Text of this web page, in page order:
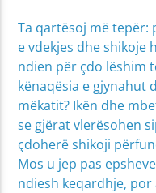
Ta qartësoj më tepër:
e vdekjes dhe shikoje
ndien për çdo lëshim
kënaqësia e gjynahut
mëkatit? Ikën dhe
se gjërat vlerësohen
çdoherë shikoji
Mos u jep pas
ndiesh keqardhje,